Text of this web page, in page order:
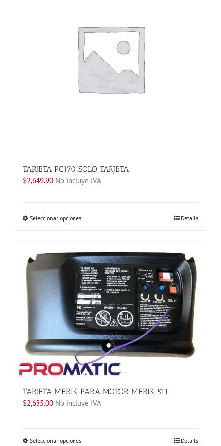
pueden
en
la
producto
TARJETA PC170 SOLO TARJETA
$2,649.90 No incluye IVA
Seleccionar opcionesEste
múltiples
variantes.
Las
opciones
se
pueden
elegir
en
la
página
producto
Details
TARJETA MERIK PARA MOTOR MERIK 511
$2,685.00 No incluye IVA
Seleccionar opcionesEste
Details